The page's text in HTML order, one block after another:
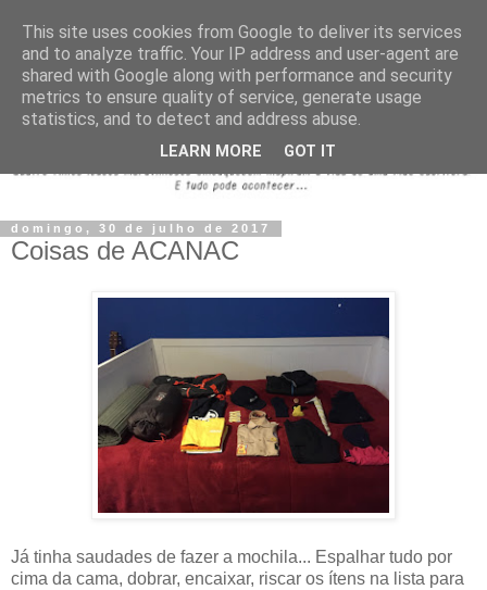
domingo, 30 de julho de 2017
Coisas de ACANAC
Já tinha saudades de fazer a mochila... Espalhar tudo por
cima da cama, dobrar, encaixar, riscar os ítens na lista para
This site uses cookies from Google to deliver its services
and to analyze traffic. Your IP address and user-agent are
shared with Google along with performance and security
metrics to ensure quality of service, generate usage
statistics, and to detect and address abuse.
LEARN MORE GOT IT